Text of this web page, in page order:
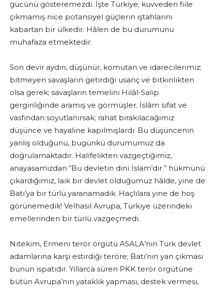
gücünü gösteremezdi. İşte Türkiye; kuvveden fiile
çıkmamış nice potansiyel güçlerin iştahlarını
kabartan bir ülkedir. Hâlen de bu durumunu
muhafaza etmektedir.
Son devir aydın, düşünür, komutan ve idarecilerimiz;
bitmeyen savaşların getirdiği usanç ve bitkinlikten
olsa gerek; savaşların temelini Hilâl-Salip
gerginliğinde aramış ve görmüşler. İslâm sıfat ve
vasfından soyutlanırsak; rahat bırakılacağımız
düşünce ve hayaline kapılmışlardı. Bu düşüncenin
yanlış olduğunu, bugünkü durumumuz da
doğrulamaktadır. Halifelikten vazgeçtiğimiz,
anayasamızdan “Bu devletin dini İslam’dır.” hükmünü
çıkardığımız, laik bir devlet olduğumuz hâlde, yine de
Batı’ya bir türlü yaranamadık. Haçlılara yine de hoş
görünemedik! Velhasıl Avrupa, Türkiye üzerindeki
emellerinden bir türlü vazgeçmedi.
Nitekim, Ermeni terör örgütü ASALA’nın Türk devlet
adamlarına karşı estirdiği teröre; Batı’nın yan çıkması
bunun ispatıdır. Yıllarca süren PKK terör örgütüne
bütün Avrupa’nın yataklık yapması, destek vermesi,